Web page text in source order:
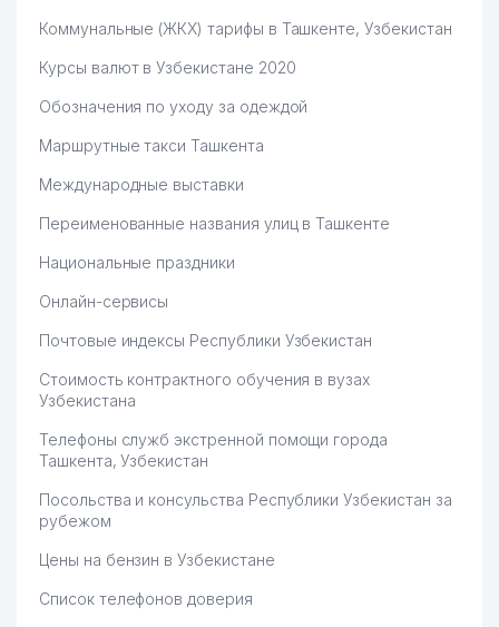
Коммунальные (ЖКХ) тарифы в Ташкенте, Узбекистан
Курсы валют в Узбекистане 2020
Обозначения по уходу за одеждой
Маршрутные такси Ташкента
Международные выставки
Переименованные названия улиц в Ташкенте
Национальные праздники
Онлайн-сервисы
Почтовые индексы Республики Узбекистан
Стоимость контрактного обучения в вузах
Узбекистана
Телефоны служб экстренной помощи города
Ташкента, Узбекистан
Посольства и консульства Республики Узбекистан за
рубежом
Цены на бензин в Узбекистане
Список телефонов доверия